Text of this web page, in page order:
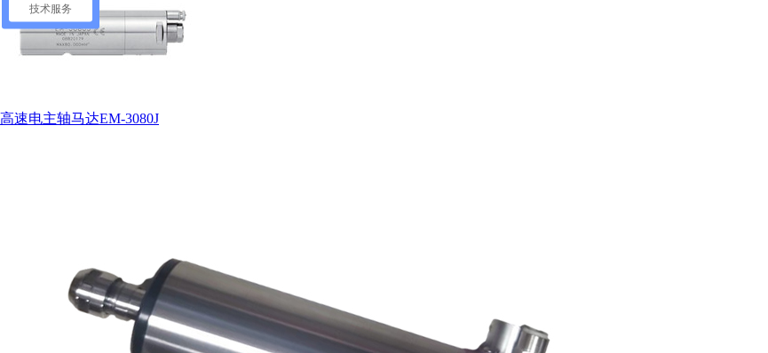
高速电主轴马达EM-3080J
技术服务